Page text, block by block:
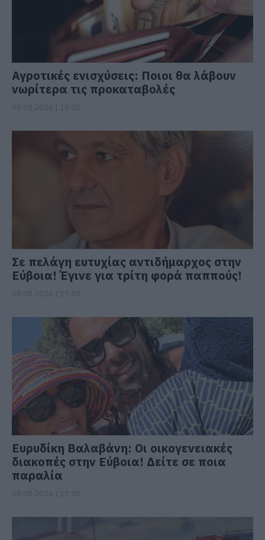
Αγροτικές ενισχύσεις: Ποιοι θα λάβουν
νωρίτερα τις προκαταβολές
Σε πελάγη ευτυχίας αντιδήμαρχος στην
Εύβοια! Έγινε για τρίτη φορά παππούς!
Ευρυδίκη Βαλαβάνη: Οι οικογενειακές
διακοπές στην Εύβοια! Δείτε σε ποια
παραλία